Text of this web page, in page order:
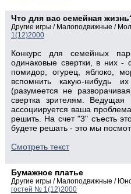
Что для вас семейная
Другие игры / Малоподвижные /
1(12)2000
Конкурс для семейных
одинаковые свертки, в них
помидор, огурец, яблоко,
вспомнить какую-нибудь
(разумеется не
свертка зрителям.
ассоциируется ваша
решить. На счет "3" съесть
будете решать - это мы
Смотреть текст
Бумажное платье
Другие игры / Малоподвижные /
гостей № 1(12)2000